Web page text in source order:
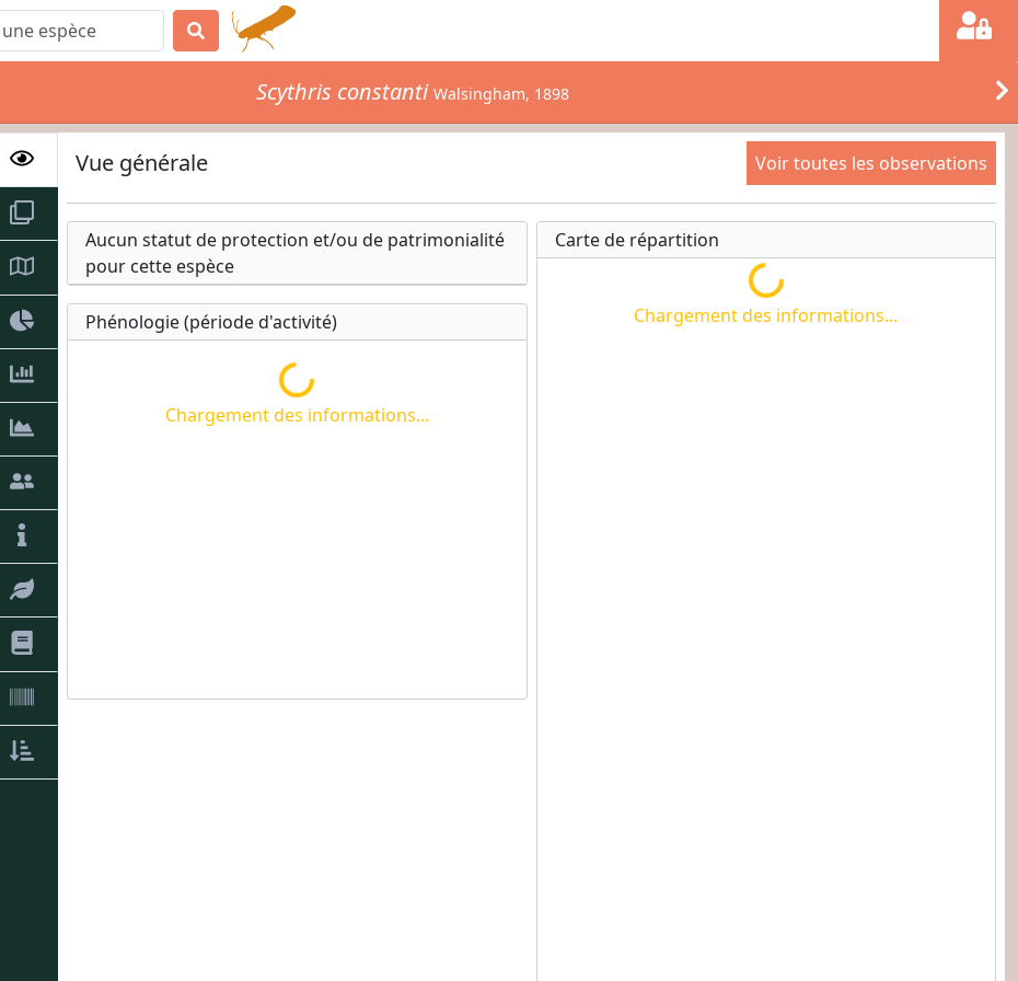
Scythris constanti Walsingham, 1898
Vue générale Voir toutes les observations
Aucun statut de protection et/ou de patrimonialité
pour cette espèce
Phénologie (période d'activité)
Chargement des informations...
Chargement des informations...
Carte de répartition
Chargement des informations...
Chargement des informations...